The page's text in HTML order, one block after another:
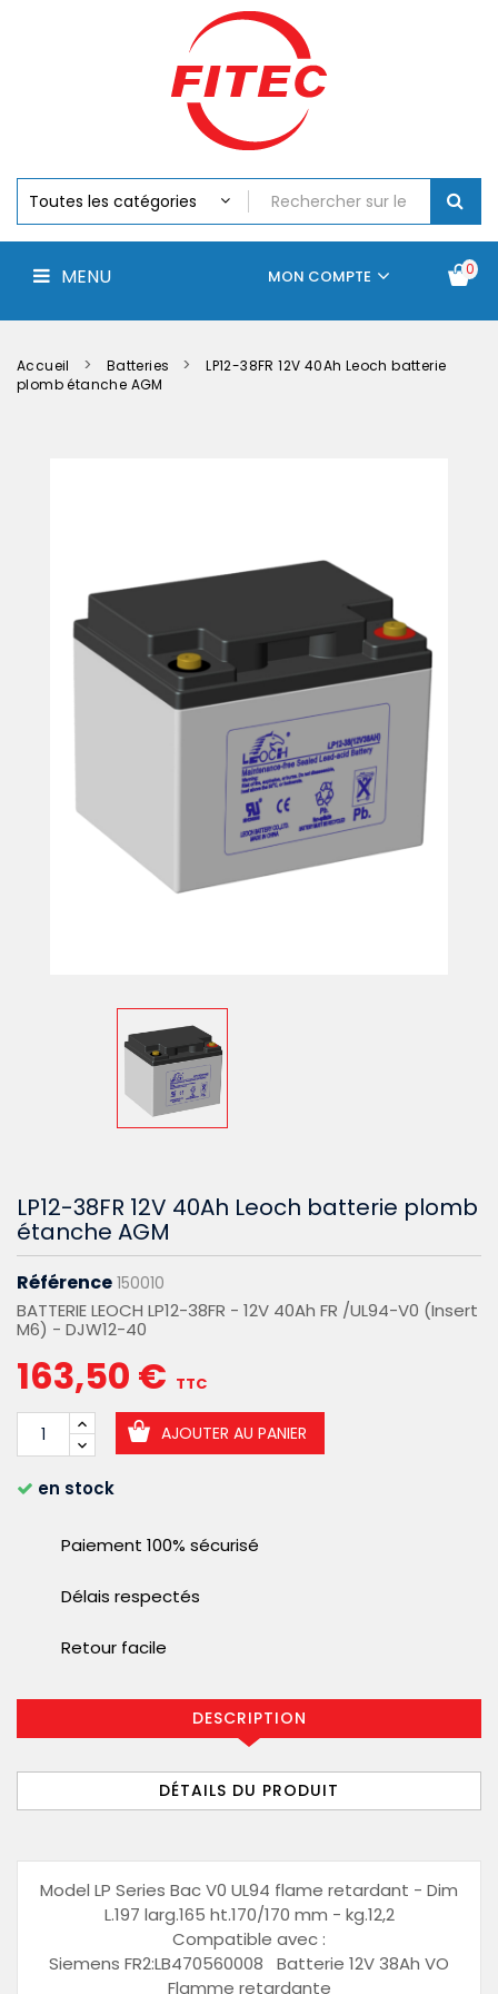
MENU 0
MON COMPTE
Chargeurs
Accus
Perceuse,
Visseuse
Batteries
Accueil Batteries
LP12-38FR 12V 40Ah Leoch batterie
plomb étanche AGM
LP12-38FR 12V 40Ah Leoch batterie plomb
étanche AGM
Référence 150010
BATTERIE LEOCH LP12-38FR - 12V 40Ah FR /UL94-V0 (Insert
M6) - DJW12-40
163,50 € TTC
AJOUTER AU PANIER
en stock
Paiement 100% sécurisé
Délais respectés
Retour facile
DESCRIPTION
DÉTAILS DU PRODUIT
Model LP Series Bac V0 UL94 flame retardant - Dim
L.197 larg.165 ht.170/170 mm - kg.12,2
Compatible avec :
Siemens FR2:LB470560008 Batterie 12V 38Ah VO
Flamme retardante